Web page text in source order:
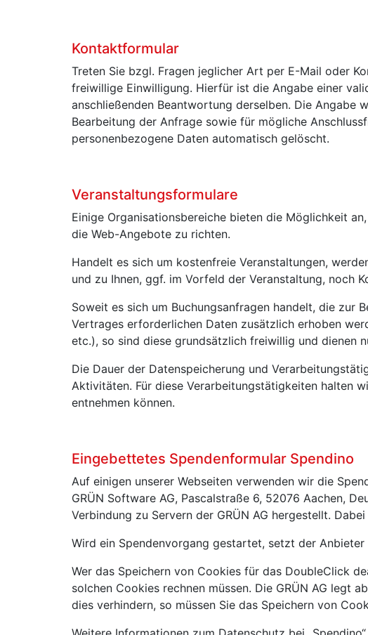
Kontaktformular
Treten Sie bzgl. Fragen jeglicher Art per E-Mail oder
freiwillige Einwilligung. Hierfür ist die Angabe einer
anschließenden Beantwortung derselben. Die Angabe
Bearbeitung der Anfrage sowie für mögliche
personenbezogene Daten automatisch gelöscht.
Veranstaltungsformulare
Einige Organisationsbereiche bieten die Möglichkeit
die Web-Angebote zu richten.
Handelt es sich um kostenfreie Veranstaltungen,
und zu Ihnen, ggf. im Vorfeld der Veranstaltung, noch
Soweit es sich um Buchungsanfragen handelt, die zur
Vertrages erforderlichen Daten zusätzlich erhoben
etc.), so sind diese grundsätzlich freiwillig und dienen
Die Dauer der Datenspeicherung und
Aktivitäten. Für diese Verarbeitungstätigkeiten halten
entnehmen können.
Eingebettetes Spendenformular Spendino
Auf einigen unserer Webseiten verwenden wir die
GRÜN Software AG, Pascalstraße 6, 52076 Aachen,
Verbindung zu Servern der GRÜN AG hergestellt.
Wird ein Spendenvorgang gestartet, setzt der
Wer das Speichern von Cookies für das DoubleClick
solchen Cookies rechnen müssen. Die GRÜN AG legt
dies verhindern, so müssen Sie das Speichern von